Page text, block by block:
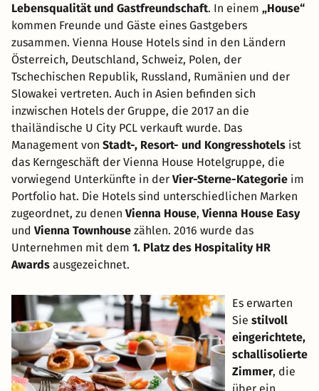
Lebensqualität und Gastfreundschaft. In einem „House“
kommen Freunde und Gäste eines Gastgebers
zusammen. Vienna House Hotels sind in den Ländern
Österreich, Deutschland, Schweiz, Polen, der
Tschechischen Republik, Russland, Rumänien und der
Slowakei vertreten. Auch in Asien befinden sich
inzwischen Hotels der Gruppe, die 2017 an die
thailändische U City PCL verkauft wurde. Das
Management von Stadt-, Resort- und Kongresshotels ist
das Kerngeschäft der Vienna House Hotelgruppe, die
vorwiegend Unterkünfte in der Vier-Sterne-Kategorie im
Portfolio hat. Die Hotels sind unterschiedlichen Marken
zugeordnet, zu denen Vienna House, Vienna House Easy
und Vienna Townhouse zählen. 2016 wurde das
Unternehmen mit dem 1. Platz des Hospitality HR
Awards ausgezeichnet.
Es erwarten
Sie stilvoll
eingerichtete,
schallisolierte
Zimmer, die